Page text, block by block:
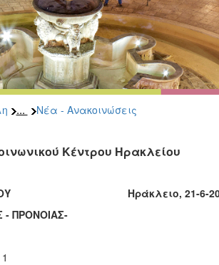
... Νέα - Ανακοινώσεις
Κέντρου Ηρακλείου
Ηράκλειο, 21-6-
- ΠΡΟΝΟΙΑΣ-